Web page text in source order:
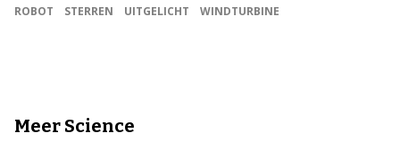
ROBOT
STERREN UITGELICHT WINDTURBINE
Meer Science